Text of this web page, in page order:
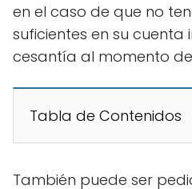
en el caso de que no
suficientes en su cuenta
cesantía al momento
Tabla de Contenidos
También puede ser